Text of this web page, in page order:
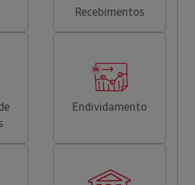
Recebimentos
Endividamento